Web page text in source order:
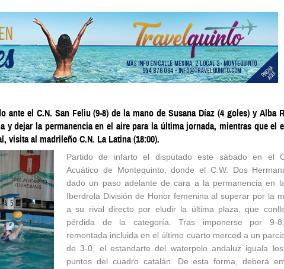
ante el C.N. San Feliu (9-8) de la mano de Susana Díaz (4 goles) y Alba
y dejar la permanencia en el aire para la última jornada, mientras que el
visita al madrileño C.N. La Latina (18:00).
Partido de infarto el disputado este sábado en el
Acuático de Montequinto, donde el C.W. Dos
dado un paso adelante de cara a la permanencia en
Iberdrola División de Honor femenina al superar por la
a su rival directo por eludir la última plaza, que
pérdida de la categoría. Tras imponerse por 9-
remontada incluida en el último cuarto merced a un
de 3-0, el estandarte del waterpolo andaluz iguala
puntos del cuadro catalán. De esta forma, deberá